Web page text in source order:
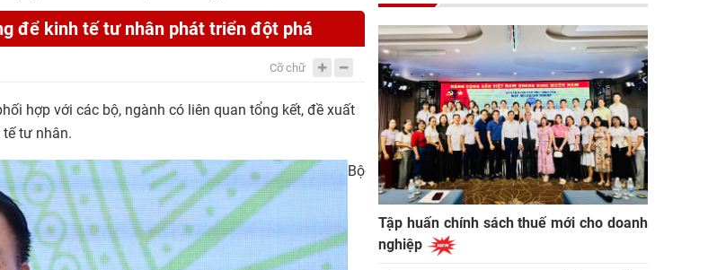
để kinh tế tư nhân phát triển đột phá
Cỡ chữ
hợp với các bộ, ngành có liên quan tổng kết, đề xuất
tư nhân.
Bộ
Tập huấn chính sách thuế mới cho doanh
nghiệp